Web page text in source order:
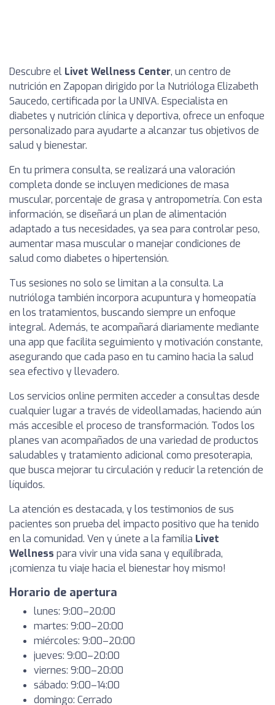
Descubre el Livet Wellness Center, un centro de
nutrición en Zapopan dirigido por la Nutrióloga Elizabeth
Saucedo, certificada por la UNIVA. Especialista en
diabetes y nutrición clínica y deportiva, ofrece un enfoque
personalizado para ayudarte a alcanzar tus objetivos de
salud y bienestar.
En tu primera consulta, se realizará una valoración
completa donde se incluyen mediciones de masa
muscular, porcentaje de grasa y antropometría. Con esta
información, se diseñará un plan de alimentación
adaptado a tus necesidades, ya sea para controlar peso,
aumentar masa muscular o manejar condiciones de
salud como diabetes o hipertensión.
Tus sesiones no solo se limitan a la consulta. La
nutrióloga también incorpora acupuntura y homeopatía
en los tratamientos, buscando siempre un enfoque
integral. Además, te acompañará diariamente mediante
una app que facilita seguimiento y motivación constante,
asegurando que cada paso en tu camino hacia la salud
sea efectivo y llevadero.
Los servicios online permiten acceder a consultas desde
cualquier lugar a través de videollamadas, haciendo aún
más accesible el proceso de transformación. Todos los
planes van acompañados de una variedad de productos
saludables y tratamiento adicional como presoterapia,
que busca mejorar tu circulación y reducir la retención de
líquidos.
La atención es destacada, y los testimonios de sus
pacientes son prueba del impacto positivo que ha tenido
en la comunidad. Ven y únete a la familia Livet
Wellness para vivir una vida sana y equilibrada,
¡comienza tu viaje hacia el bienestar hoy mismo!
Horario de apertura
lunes: 9:00–20:00
martes: 9:00–20:00
miércoles: 9:00–20:00
jueves: 9:00–20:00
viernes: 9:00–20:00
sábado: 9:00–14:00
domingo: Cerrado